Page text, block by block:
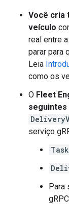
Você cria
veículo
real entre
parar para
Leia
como os
O Fleet
serviço
Task
Para